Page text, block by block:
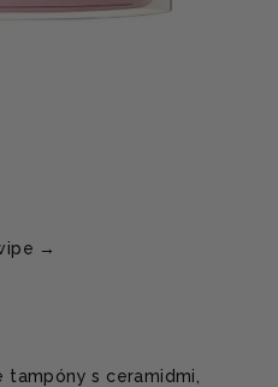
s ceramidmi,